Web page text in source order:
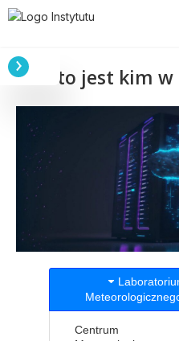
Kto jest kim
Centrum